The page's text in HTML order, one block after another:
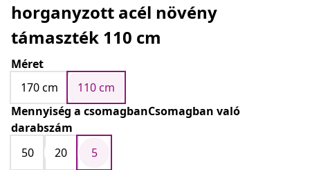
horganyzott acél növény
támaszték 110 cm
Méret
170 cm
110 cm
Mennyiség a csomagbanCsomagban való
darabszám
50
20 5